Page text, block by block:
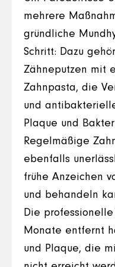
mehrere
gründliche
Schritt: Dazu
Zähneputzen mit
Zahnpasta, die
und
Plaque und
Regelmäßige
ebenfalls
frühe Anzeichen
und behandeln
Die
Monate entfernt
und Plaque, die